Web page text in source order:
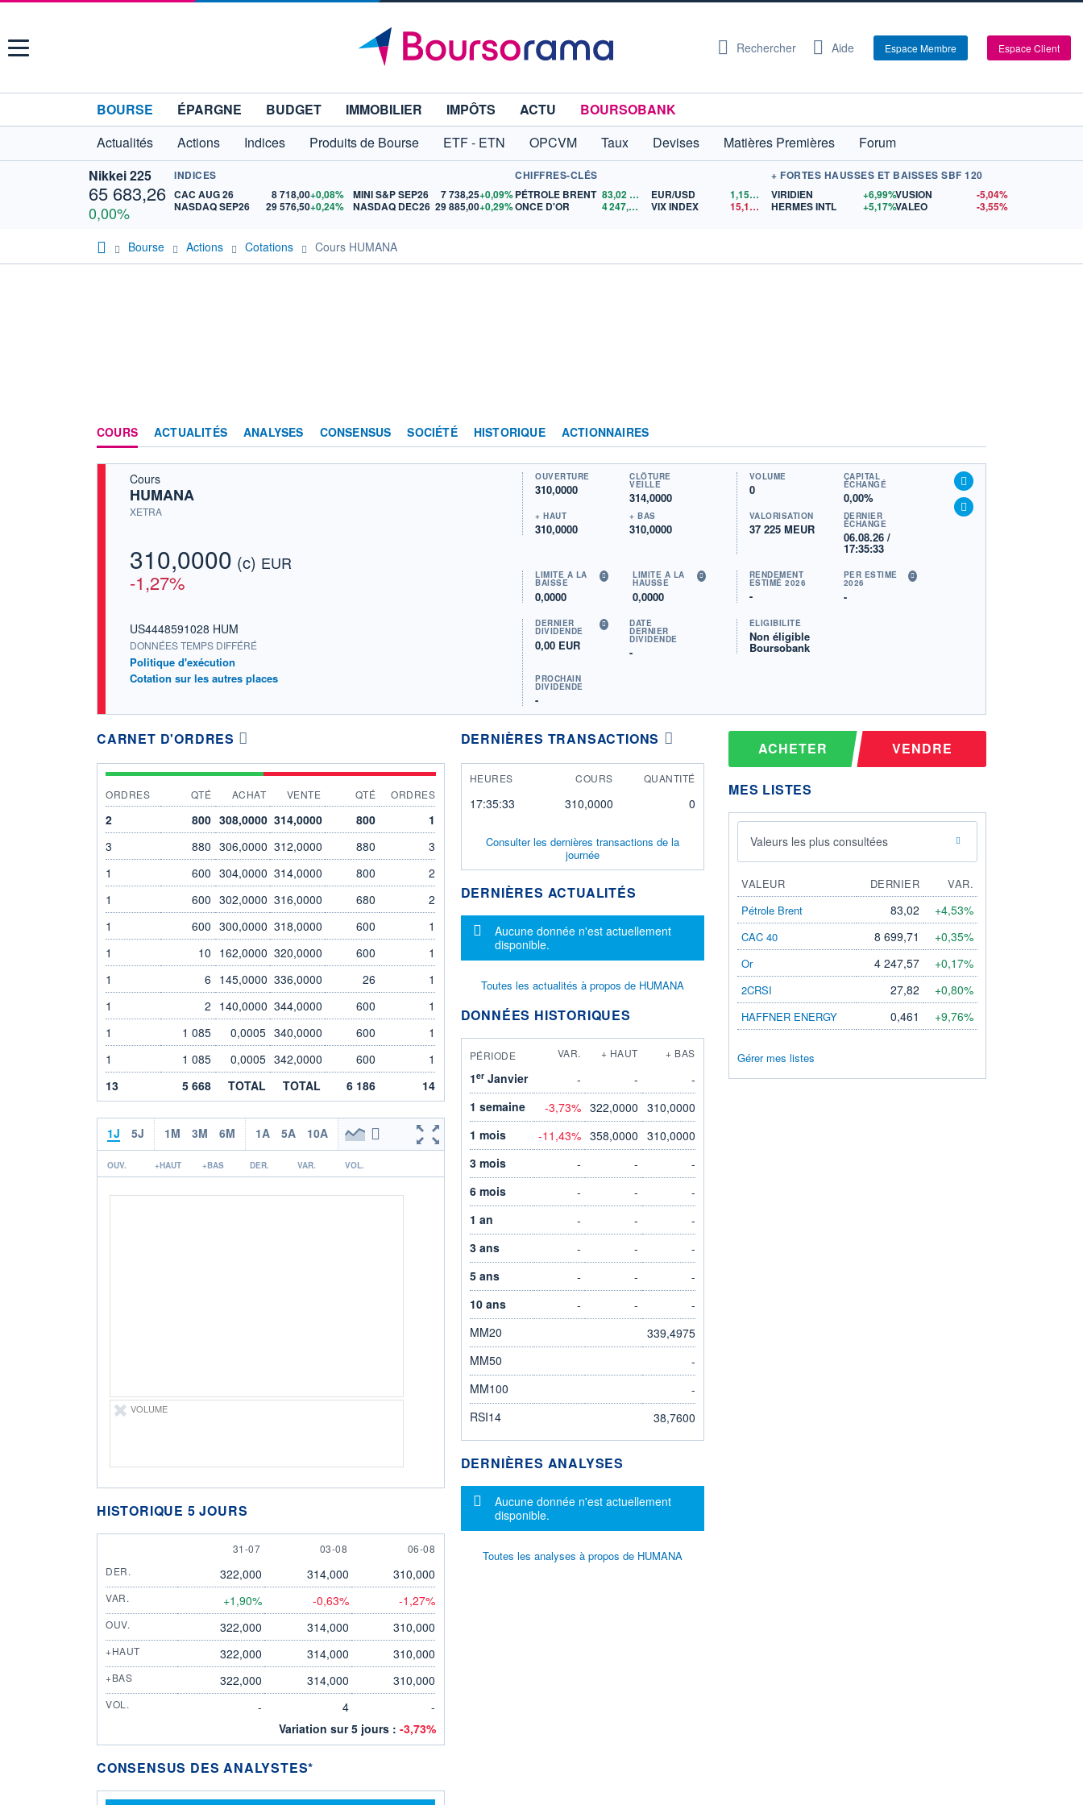
Menu Rechercher Aide Espace Membre Espace Client
BOURSE ÉPARGNE BUDGET IMMOBILIER IMPÔTS ACTU
BOURSOBANK
Actualités
Actions Indices Produits de Bourse ETF - ETN OPCVM Taux Devises Matières Premières
Forum
Nikkei 225
65 683,26
0,00%
INDICES
CAC AUG 26
8 718,00+0,08%
NASDAQ SEP26
29 576,50+0,24%
MINI S&P SEP26 7 738,25+0,09%
NASDAQ DEC26 29 885,00+0,29%
CHIFFRES-CLÉS
PÉTROLE BRENT 83,02
ONCE D'OR
4 247,57 $US
EUR/USD 1,1524
$US
VIX INDEX
15,15$US
+ FORTES HAUSSES ET BAISSES SBF 120
VIRIDIEN
+6,99%
HERMES INTL
+5,17%
VUSION
-5,04%
VALEO
-3,55%
Bourse Actions Cotations Cours HUMANA
COURS ACTUALITÉS ANALYSES CONSENSUS SOCIÉTÉ HISTORIQUE ACTIONNAIRES
Cours
HUMANA
XETRA
310,0000 (c) EUR
-1,27%
US4448591028 HUM
DONNÉES TEMPS DIFFÉRÉ
Politique d'exécution
Cotation sur les autres places
OUVERTURE
310,0000
CLÔTURE
VEILLE
314,0000
+ HAUT
310,0000
+ BAS
310,0000
VOLUME
0
CAPITAL
ÉCHANGÉ
0,00%
VALORISATION
37 225 MEUR
DERNIER
ÉCHANGE
06.08.26 /
17:35:33
LIMITE À LA
BAISSE
0,0000
LIMITE À LA
HAUSSE
0,0000
RENDEMENT
ESTIMÉ 2026
-
PER ESTIMÉ
2026
-
DERNIER
DIVIDENDE
0,00 EUR
DATE
DERNIER
DIVIDENDE
-
PROCHAIN
DIVIDENDE
-
ÉLIGIBILITÉ
Non éligible
Boursobank
CARNET D'ORDRES
ORDRES QTÉ ACHAT VENTE QTÉ ORDRES
2 800 308,0000 314,0000 800
1
3
880 306,0000 312,0000 880
3
1
600 304,0000 314,0000 800
2
1
600 302,0000 316,0000 680
2
1
600 300,0000 318,0000 600
1
1
10 162,0000 320,0000 600
1
1
6 145,0000 336,0000 26
1
1
2 140,0000 344,0000 600
1
1
1 085 0,0005 340,0000 600
1
1
1 085 0,0005 342,0000 600
1
13
5 668 TOTAL TOTAL 6 186 14
1J 5J 1M 3M 6M 1A 5A 10A
OUV. +HAUT +BAS DER. VAR. VOL.
VOLUME
HISTORIQUE 5 JOURS
31 JULY
31-07 3 AUGUST
03-08 6 AUGUST
06-08
DER.
322,000 314,000 310,000
VAR. +1,90% -0,63% -1,27%
OUV. 322,000 314,000 310,000
+HAUT 322,000 314,000 310,000
+BAS 322,000 314,000 310,000
VOL. - 4
-
Variation sur 5 jours : -3,73%
CONSENSUS DES ANALYSTES*
DERNIÈRES TRANSACTIONS
HEURES COURS QUANTITÉ
17:35:33 310,0000 0
Consulter les dernières transactions de la
journée
DERNIÈRES ACTUALITÉS
Message d'information
Aucune donnée n'est actuellement
disponible.
Toutes les actualités à propos de HUMANA
DONNÉES HISTORIQUES
PÉRIODE VAR. + HAUT + BAS
1erJanvier - -
-
1 semaine
-3,73% 322,0000 310,0000
1 mois
-11,43% 358,0000 310,0000
3 mois
- -
-
6 mois
- -
-
1 an
- -
-
3 ans
- -
-
5 ans
- -
-
10 ans
- -
-
MM20
339,4975
MM50
-
MM100
-
RSI14
38,7600
DERNIÈRES ANALYSES
Message d'information
Aucune donnée n'est actuellement
disponible.
Toutes les analyses à propos de HUMANA
ACHETER VENDRE
MES LISTES
Valeurs les plus consultées
VALEUR DERNIER
VAR.
Pétrole Brent
83,02 +4,53%
CAC 40 8 699,71 +0,35%
Or 4 247,57 +0,17%
2CRSI 27,82 +0,80%
HAFFNER ENERGY 0,461 +9,76%
Gérer mes listes